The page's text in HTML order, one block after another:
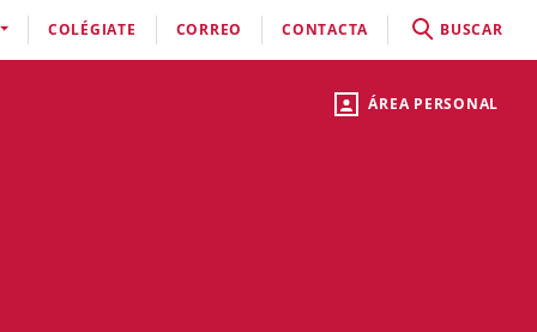
ÁREA PERSONAL
COLÉGIATE CORREO CONTACTA BUSCAR